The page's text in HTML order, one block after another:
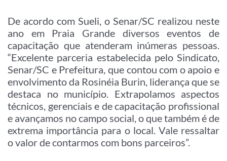
De acordo com Sueli, o Senar/SC realizou neste
ano em Praia Grande diversos eventos de
capacitação que atenderam inúmeras pessoas.
“Excelente parceria estabelecida pelo Sindicato,
Senar/SC e Prefeitura, que contou com o apoio e
envolvimento da Rosinéia Burin, liderança que se
destaca no município. Extrapolamos aspectos
técnicos, gerenciais e de capacitação profissional
e avançamos no campo social, o que também é de
extrema importância para o local. Vale ressaltar
o valor de contarmos com bons parceiros”.